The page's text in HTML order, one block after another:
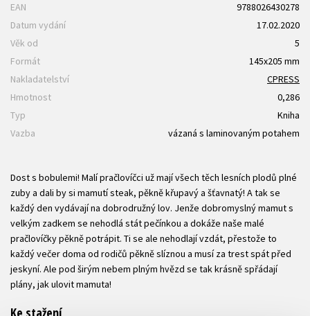
EAN
9788026430278
Datum vydání
17.02.2020
Věk od
5
Formát
145x205 mm
Nakladatelství
CPRESS
Hmotnost
0,286
Typ
Kniha
Vazba
vázaná s laminovaným potahem
Dost s bobulemi! Malí pračlovíčci už mají všech těch lesních plodů plné
zuby a dali by si mamutí steak, pěkně křupavý a šťavnatý! A tak se
každý den vydávají na dobrodružný lov. Jenže dobromyslný mamut s
velkým zadkem se nehodlá stát pečínkou a dokáže naše malé
pračlovíčky pěkně potrápit. Ti se ale nehodlají vzdát, přestože to
každý večer doma od rodičů pěkně slíznou a musí za trest spát před
jeskyní. Ale pod širým nebem plným hvězd se tak krásně spřádají
plány, jak ulovit mamuta!